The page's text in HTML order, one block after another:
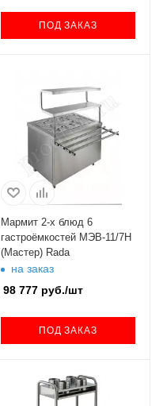
ПОД ЗАКАЗ
Мармит 2-х блюд 6
гастроёмкостей МЭВ-11/7Н
(Мастер) Rada
на заказ
98 777руб./шт
ПОД ЗАКАЗ